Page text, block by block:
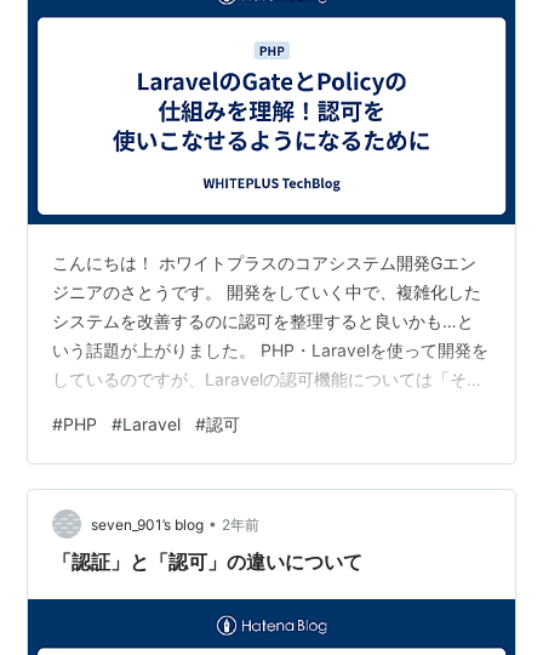
こんにちは！ ホワイトプラスのコアシステム開発Gエン
ジニアのさとうです。 開発をしていく中で、複雑化した
システムを改善するのに認可を整理すると良いかも…と
いう話題が上がりました。 PHP・Laravelを使って開発を
しているのですが、Laravelの認可機能については「そう
こで、この記事では改めてLaravelの認可について調べて
みたことをまとめました。 Laravelの認可の設定がよくわ
からない ユーザーの属性を調べるif文がいろいろなとこ
ろに散りばめられている こんな悩みをお持ちの方は、ぜ
ひご一読いただけると嬉しいです。 認可とは？ 認可…
#PHP #Laravel #認可
seven_901’s blog • 2年前
「認証」と「認可」の違いについて